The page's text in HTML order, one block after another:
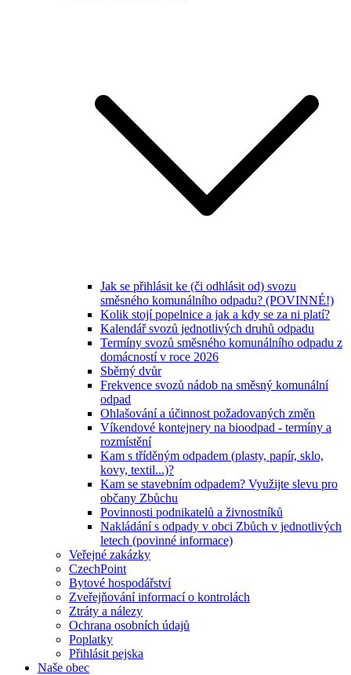
Jak se přihlásit ke (či odhlásit od) svozu
směsného komunálního odpadu? (POVINNÉ!)
Kolik stojí popelnice a jak a kdy se za ni platí?
Kalendář svozů jednotlivých druhů odpadu
Termíny svozů směsného komunálního odpadu z
domácností v roce 2026
Sběrný dvůr
Frekvence svozů nádob na směsný komunální
odpad
Ohlašování a účinnost požadovaných změn
Víkendové kontejnery na bioodpad - termíny a
rozmístění
Kam s tříděným odpadem (plasty, papír, sklo,
kovy, textil...)?
Kam se stavebním odpadem? Využijte slevu pro
občany Zbůchu
Povinnosti podnikatelů a živnostníků
Nakládání s odpady v obci Zbůch v jednotlivých
letech (povinné informace)
Veřejné zakázky
CzechPoint
Bytové hospodářství
Zveřejňování informací o kontrolách
Ztráty a nálezy
Ochrana osobních údajů
Poplatky
Přihlásit pejska
Naše obec